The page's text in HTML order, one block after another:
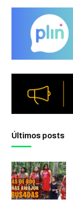
Últimos posts